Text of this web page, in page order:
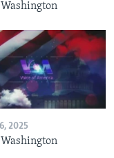
2025